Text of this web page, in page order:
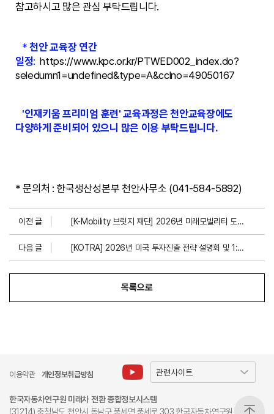
참고하시고 많은 관심 부탁드립니다.
* 천안 교육장 연간
일정: https://www.kpc.or.kr/PTWED002_index.do?
seledumn1=undefined&type=A&cclno=49050167
'인재키움 프리미엄 훈련' 교육과정은 천안교육장에도
다양하게 준비되어 있으니 많은 이용 부탁드립니다.
* 문의처 : 한국생산성본부 천안사무소 (041-584-5892)
이전 글 [K-Mobility 브릿지 재단] 2026년 미래모빌리티 도약지원사업 공고(~4.21)
다음 글 [KOTRA] 2026년 미국 투자진출 전략 설명회 및 1:1 상담회
목록으로
이용약관 개인정보취급방침
한국자동차연구원 미래차 전환 종합정보시스템
(31214) 충청남도 천안시 동남구 풍세면 풍세로 303 한국자동차연구원